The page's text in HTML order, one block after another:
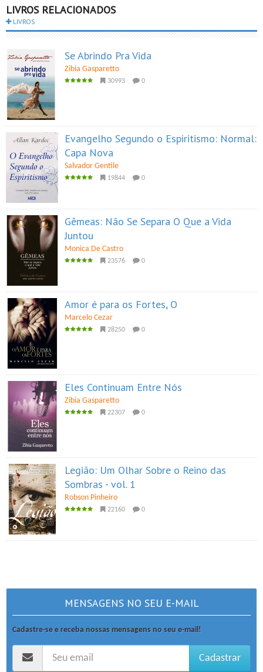
LIVROS RELACIONADOS
LIVROS
Se Abrindo Pra Vida
Zibia Gasparetto
30993 0
Evangelho Segundo o Espiritismo: Normal:
Capa Nova
Salvador Gentile
19844 0
Gêmeas: Não Se Separa O Que a Vida
Juntou
Monica De Castro
23576 0
Amor é para os Fortes, O
Marcelo Cezar
28250 0
Eles Continuam Entre Nós
Zibia Gasparetto
22307 0
Legião: Um Olhar Sobre o Reino das
Sombras - vol. 1
Robson Pinheiro
22160 0
MENSAGENS NO SEU E-MAIL
Cadastre-se e receba nossas mensagens no seu e-mail!
Cadastrar